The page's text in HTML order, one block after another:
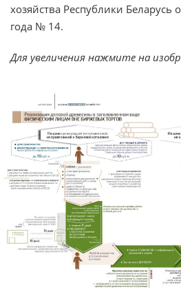
хозяйства Республики Беларусь
года № 14.
Для увеличения нажмите на